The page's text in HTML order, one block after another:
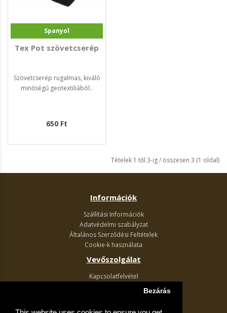
Bezárás
Spanyol
Tex Pot szövetcserép
Szövetcserép rugalmas, kiváló
minőségű geotextiliából..
650 Ft
Tételek 1 től 3-ig / összesen 3 (1 oldal)
Információk
Szállítási Információk
Adatvédelmi szabályzat
Általános Szerződési Feltételek
Cookie-k használata
Vevőszolgálat
Kapcsolatfelvétel